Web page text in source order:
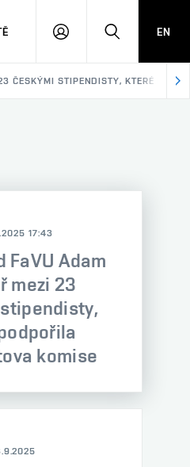
PŘIHLÁSITHLEDAT
EN
ČESKÝMI STIPENDISTY, KTERÉ
17:43
FaVU Adam
mezi 23
komise